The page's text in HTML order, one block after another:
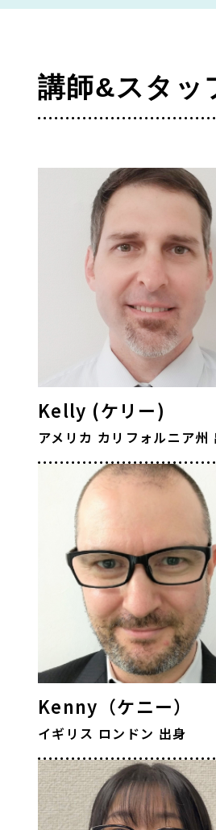
講師&スタッ
Kelly (ケリー)
アメリカ カリフォルニア州
Kenny（ケニー）
イギリス ロンドン 出身